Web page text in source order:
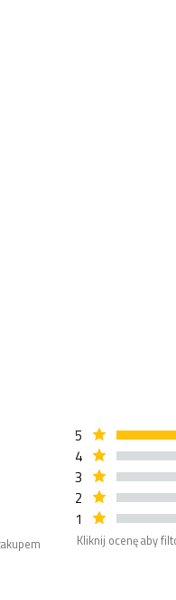
5
4
3
2
1
Kliknij ocenę aby